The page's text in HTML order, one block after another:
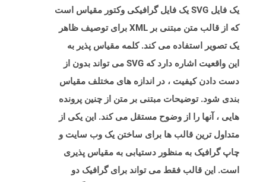
یک فایل SVG یک فایل گرافیکی وکتور مقیاس است
که از قالب متن مبتنی بر XML برای توصیف ظاهر
یک تصویر استفاده می کند. کلمه مقیاس پذیر به
این واقعیت اشاره دارد که SVG می تواند بدون از
دست دادن کیفیت ، در اندازه های مختلف مقیاس
بندی شود. توضیحات مبتنی بر متن از چنین پرونده
هایی ، آنها را از وضوح مستقل می کند. این یکی از
متداول ترین قالب ها برای ساختن یک وب سایت و
چاپ گرافیک به منظور دستیابی به مقیاس پذیری
است. این قالب فقط می تواند برای گرافیک دو